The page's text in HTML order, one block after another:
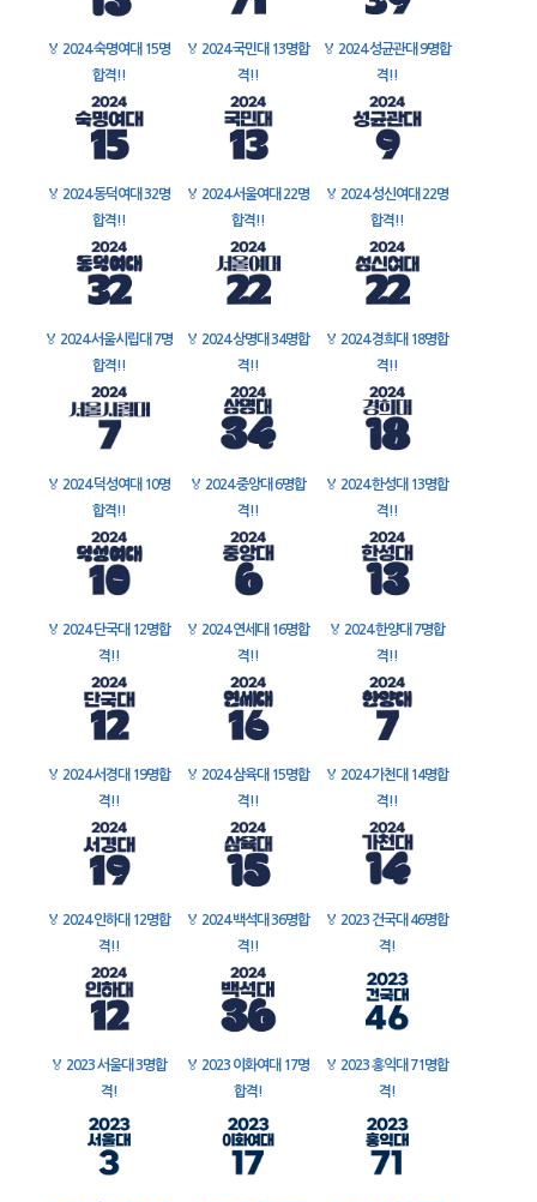
🏅 2024 숙명여대 15명
합격!!
🏅 2024 국민대 13명합
격!!
🏅 2024 성균관대 9명합
격!!
🏅 2024 동덕여대 32명
합격!!
🏅 2024 서울여대 22명
합격!!
🏅 2024 성신여대 22명
합격!!
🏅 2024 서울시립대 7명
합격!!
🏅 2024 상명대 34명합
격!!
🏅 2024 경희대 18명합
격!!
🏅 2024 덕성여대 10명
합격!!
🏅 2024 중앙대 6명합
격!!
🏅 2024 한성대 13명합
격!!
🏅 2024 단국대 12명합
격!!
🏅 2024 연세대 16명합
격!!
🏅 2024 한양대 7명합
격!!
🏅 2024 서경대 19명합
격!!
🏅 2024 삼육대 15명합
격!!
🏅 2024 가천대 14명합
격!!
🏅 2024 인하대 12명합
격!!
🏅 2024 백석대 36명합
격!!
🏅 2023 건국대 46명합
격!
🏅 2023 서울대 3명합
격!
🏅 2023 이화여대 17명
합격!
🏅 2023 홍익대 71명합
격!